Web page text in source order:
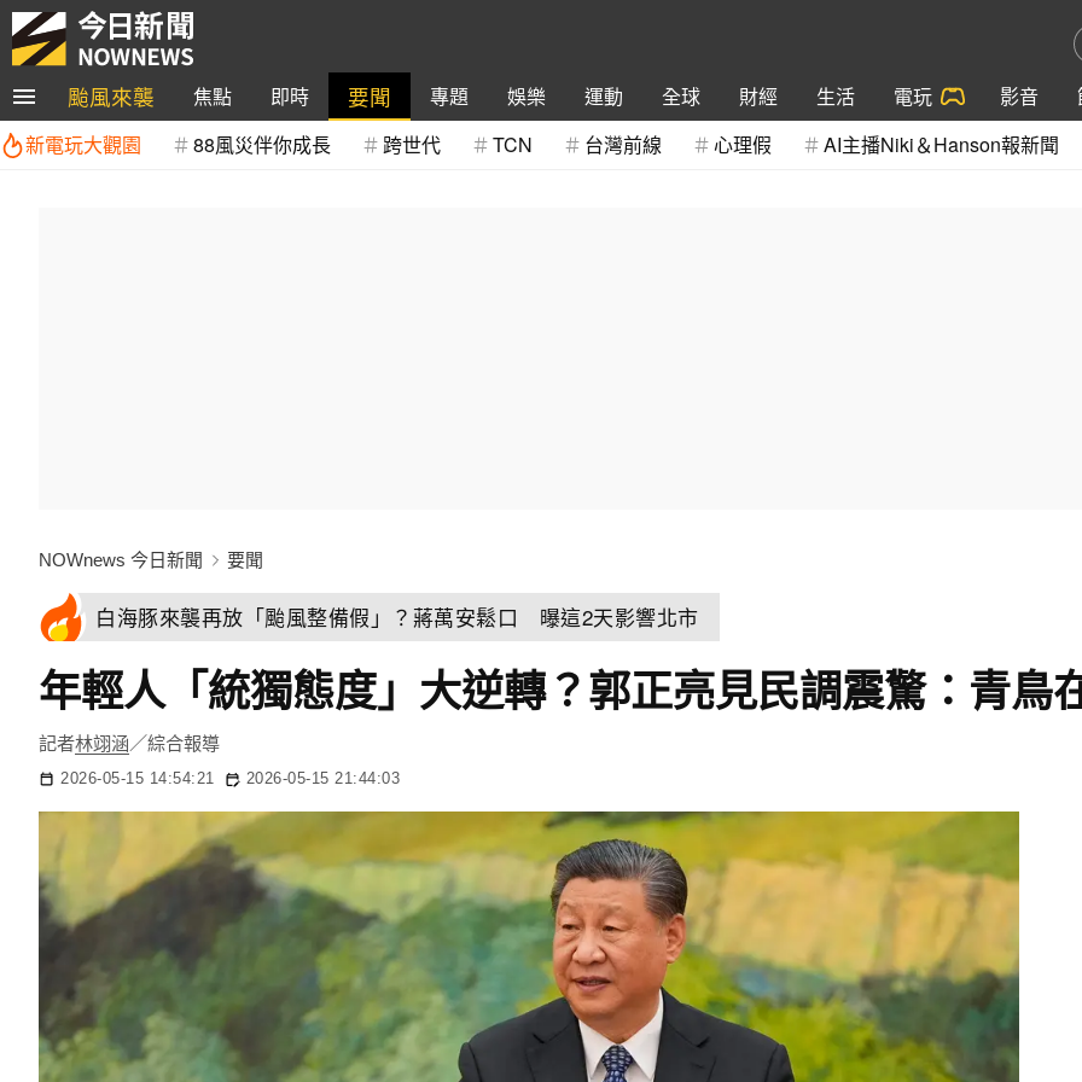
颱風來襲 焦點 即時 要聞 專題 娛樂 運動 全球 財經 生活 電玩 影音
新電玩大觀園
88風災伴你成長 跨世代 TCN 台灣前線 心理假 AI主播Niki＆Hanson報新聞
NOWnews 今日新聞 要聞
白海豚來襲再放「颱風整備假」？蔣萬安鬆口 曝這2天影響北市
年輕人「統獨態度」大逆轉？郭正亮見民調震驚：青鳥
記者林翊涵／綜合報導
2026-05-15 14:54:21 2026-05-15 21:44:03